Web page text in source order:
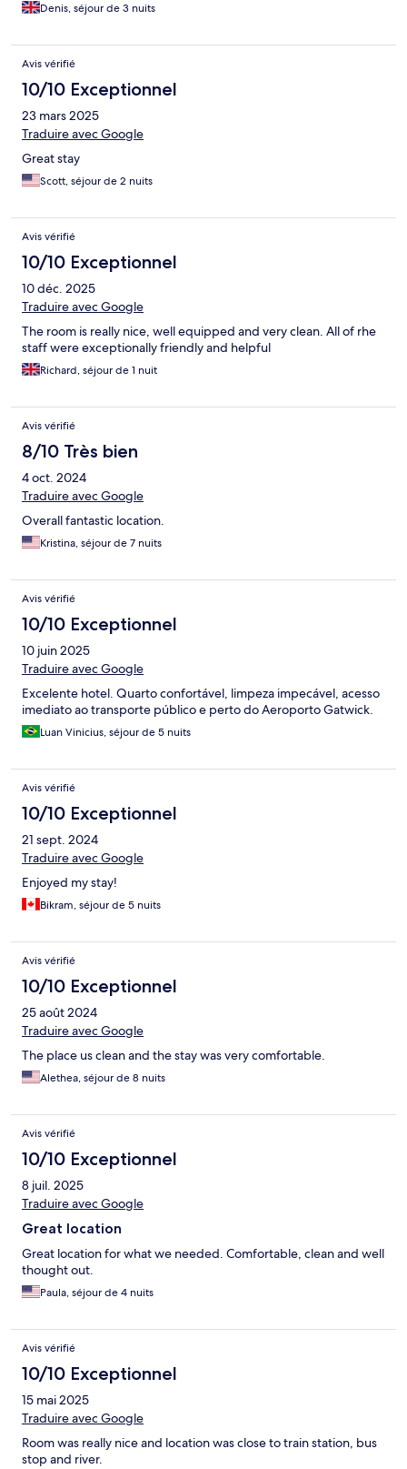
Denis, séjour de 3 nuits
Avis vérifié
10/10 Exceptionnel
23 mars 2025
Traduire avec Google
Great stay
Scott, séjour de 2 nuits
Avis vérifié
10/10 Exceptionnel
10 déc. 2025
Traduire avec Google
The room is really nice, well equipped and very clean. All of rhe
staff were exceptionally friendly and helpful
Richard, séjour de 1 nuit
Avis vérifié
8/10 Très bien
4 oct. 2024
Traduire avec Google
Overall fantastic location.
Kristina, séjour de 7 nuits
Avis vérifié
10/10 Exceptionnel
10 juin 2025
Traduire avec Google
Excelente hotel. Quarto confortável, limpeza impecável, acesso
imediato ao transporte público e perto do Aeroporto Gatwick.
Luan Vinicius, séjour de 5 nuits
Avis vérifié
10/10 Exceptionnel
21 sept. 2024
Traduire avec Google
Enjoyed my stay!
Bikram, séjour de 5 nuits
Avis vérifié
10/10 Exceptionnel
25 août 2024
Traduire avec Google
The place us clean and the stay was very comfortable.
Alethea, séjour de 8 nuits
Avis vérifié
10/10 Exceptionnel
8 juil. 2025
Traduire avec Google
Great location
Great location for what we needed. Comfortable, clean and well
thought out.
Paula, séjour de 4 nuits
Avis vérifié
10/10 Exceptionnel
15 mai 2025
Traduire avec Google
Room was really nice and location was close to train station, bus
stop and river.